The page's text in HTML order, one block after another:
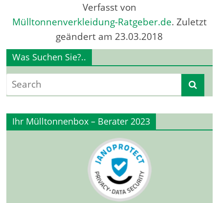
Verfasst von
Mülltonnenverkleidung-Ratgeber.de. Zuletzt
geändert am 23.03.2018
Was Suchen Sie?..
Ihr Mülltonnenbox – Berater 2023